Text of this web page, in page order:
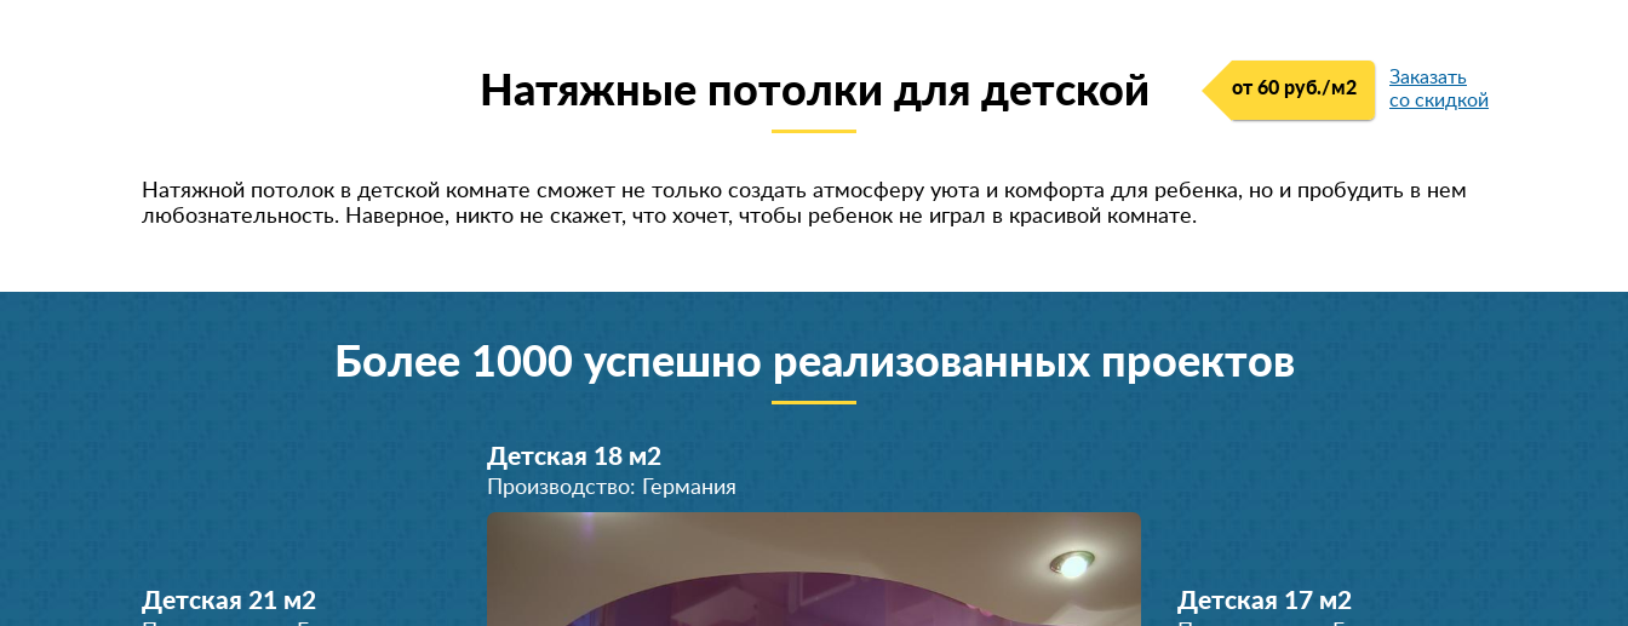
от 60 руб./м2
Заказать
со скидкой
Натяжные потолки для детской
Натяжной потолок в детской комнате сможет не только создать атмосферу уюта и комфорта для ребенка, но и пробудить в нем
любознательность. Наверное, никто не скажет, что хочет, чтобы ребенок не играл в красивой комнате.
Более 1000 успешно реализованных проектов
Детская 18 м2
Производство: Германия
Детская 17 м2
Детская 22 м2
Детская 16 м2
Детская 14 м2
Детская 15 м2
Детская 20 м2
Детская 19 м2
Детская 21 м2